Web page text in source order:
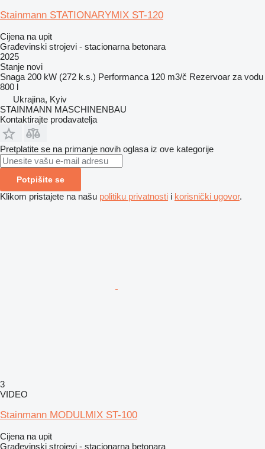
Stainmann STATIONARYMIX ST-120
Cijena na upit
Građevinski strojevi - stacionarna betonara
2025
Stanje novi
Snaga 200 kW (272 k.s.) Performanca 120 m3/č Rezervoar za vodu
800 l
Ukrajina, Kyiv
STAINMANN MASCHINENBAU
Kontaktirajte prodavatelja
Pretplatite se na primanje novih oglasa iz ove kategorije
Potpišite se
Klikom pristajete na našu politiku privatnosti i korisnički ugovor.
3
VIDEO
Stainmann MODULMIX ST-100
Cijena na upit
Građevinski strojevi - stacionarna betonara